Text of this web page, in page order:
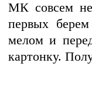
МК совсем
первых
мелом и
картонку.